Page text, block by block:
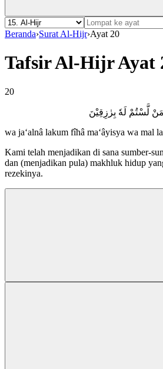
Beranda›Surat Al-Hijr›Ayat 20
Tafsir Al-Hijr Ayat
20
لَّسْتُمْ لَهٗ بِرٰزِقِيْنَ
wa ja‘alnâ lakum fîhâ ma‘âyisya wa mal
Kami telah menjadikan di sana sumber-
dan (menjadikan pula) makhluk hidup
rezekinya.